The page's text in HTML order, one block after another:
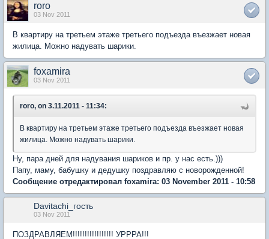
roro
03 Nov 2011
В квартиру на третьем этаже третьего подъезда въезжает новая
жилица. Можно надувать шарики.
foxamira
03 Nov 2011
roro, on 3.11.2011 - 11:34:
В квартиру на третьем этаже третьего подъезда въезжает новая
жилица. Можно надувать шарики.
Ну, пара дней для надувания шариков и пр. у нас есть.)))
Папу, маму, бабушку и дедушку поздравляю с новорожденной!
Сообщение отредактировал foxamira: 03 November 2011 - 10:58
Davitachi_гость
03 Nov 2011
ПОЗДРАВЛЯЕМ!!!!!!!!!!!!!!!!! УРРРА!!!